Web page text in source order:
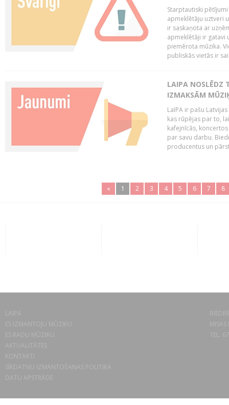
Starptautiski
apmeklētāju uztveri
ir saskaņota ar
apmeklētāji ir gatavi
piemērota mūzika.
publiskās vietās ir
LAIPA NOSLĒDZ
IZMAKSĀM
LaIPA ir pašu
kas rūpējas par to,
kafejnīcās,
par savu darbu.
producentus un
« 1 2 3 4 5 6 7 8
LAIPA
ES IZMANTOJU MŪZIKU
ES RADU MŪZIKU
AKTUALITĀTES
KONTAKTI
SĪKDATŅU IZMANTOŠANAS POLITIKA
DATU APSTRĀDE
TEL.